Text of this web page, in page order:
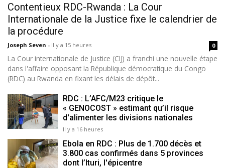
Contentieux RDC-Rwanda : La Cour
Internationale de la Justice fixe le calendrier de
la procédure
Joseph Seven - Il y a 15 heures 0
La Cour internationale de Justice (CIJ) a franchi une nouvelle étape
dans l'affaire opposant la République démocratique du Congo
(RDC) au Rwanda en fixant les délais de dépôt...
RDC : L’AFC/M23 critique le
« GENOCOST » estimant qu’il risque
d'alimenter les divisions nationales
Il y a 16 heures
Ebola en RDC : Plus de 1.700 décès et
3.800 cas confirmés dans 5 provinces
dont l’Ituri, l'épicentre